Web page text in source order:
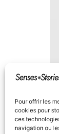
Pour offrir les
cookies pour
ces
navigation ou